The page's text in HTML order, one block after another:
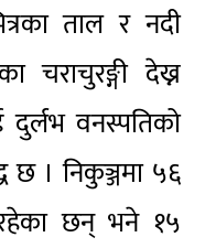
ताल र नदी
चराचुरङ्गी देख्न
दुर्लभ वनस्पतिको
छ । निकुञ्जमा ५६
रहेका छन् भने १५